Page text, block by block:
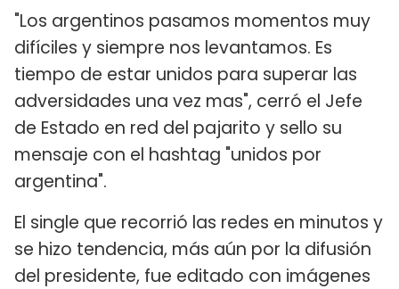
"Los argentinos pasamos momentos muy
difíciles y siempre nos levantamos. Es
tiempo de estar unidos para superar las
adversidades una vez mas", cerró el Jefe
de Estado en red del pajarito y sello su
mensaje con el hashtag "unidos por
argentina".
El single que recorrió las redes en minutos y
se hizo tendencia, más aún por la difusión
del presidente, fue editado con imágenes